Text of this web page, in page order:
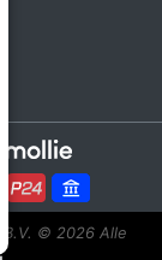
© 2026 Alle